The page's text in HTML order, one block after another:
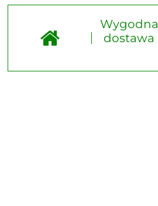
Wygodna
dostawa